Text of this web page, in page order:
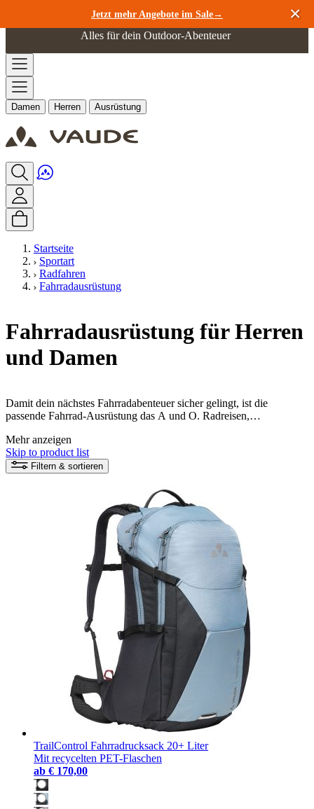
Jetzt mehr Angebote im Sale→
Zum Inhalt springen
Alles für dein Outdoor-Abenteuer
Damen Herren Ausrüstung
Startseite
Sportart
Radfahren
Fahrradausrüstung
Fahrradausrüstung für Herren
und Damen
Damit dein nächstes Fahrradabenteuer sicher gelingt, ist die
passende Fahrrad-Ausrüstung das A und O. Radreisen,
mit dem Rad ist lang. Bei VAUDE im Shop findest du nachhaltig
und fair produzierte Fahrrad-Ausrüstung, von der Radtasche und
dem Radrucksack bis hin zu nützlichen Fahrrad Accessoires.
Mehr anzeigen
Skip to product list
Filtern & sortieren
TrailControl Fahrradrucksack 20+ Liter
Mit recycelten PET-Flaschen
ab € 170,00